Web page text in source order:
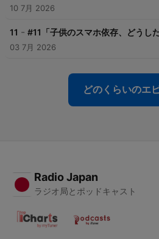
10 7月 2026
11 - #11「子供のスマホ依存、どうし
03 7月 2026
どのくらいのエ
Radio Japan
ラジオ局とポッドキャスト